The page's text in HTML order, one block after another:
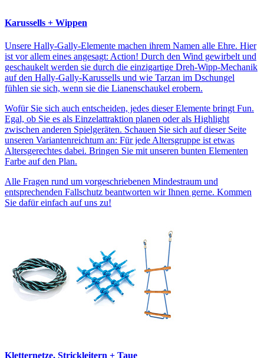
Karussells + Wippen
Unsere Hally-Gally-Elemente machen ihrem Namen alle Ehre. Hier
ist vor allem eines angesagt: Action! Durch den Wind gewirbelt und
geschaukelt werden sie durch die einzigartige Dreh-Wipp-Mechanik
auf den Hally-Gally-Karussells und wie Tarzan im Dschungel
fühlen sie sich, wenn sie die Lianenschaukel erobern.
Wofür Sie sich auch entscheiden, jedes dieser Elemente bringt Fun.
Egal, ob Sie es als Einzelattraktion planen oder als Highlight
zwischen anderen Spielgeräten. Schauen Sie sich auf dieser Seite
unseren Variantenreichtum an: Für jede Altersgruppe ist etwas
Altersgerechtes dabei. Bringen Sie mit unseren bunten Elementen
Farbe auf den Plan.
Alle Fragen rund um vorgeschriebenen Mindestraum und
entsprechenden Fallschutz beantworten wir Ihnen gerne. Kommen
Sie dafür einfach auf uns zu!
Kletternetze, Strickleitern + Taue